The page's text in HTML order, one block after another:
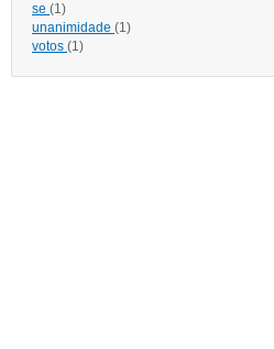
se (1)
unanimidade (1)
votos (1)